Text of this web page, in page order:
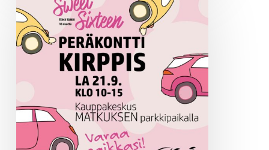
säätiön
peräkonttikirppis
Matkuksessa
15